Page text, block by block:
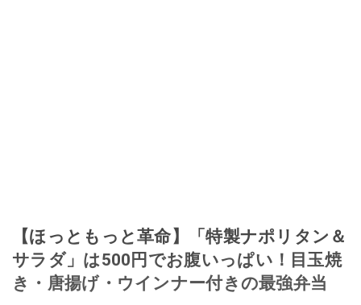
【ほっともっと革命】「特製ナポリタン＆
サラダ」は500円でお腹いっぱい！目玉焼
き・唐揚げ・ウインナー付きの最強弁当